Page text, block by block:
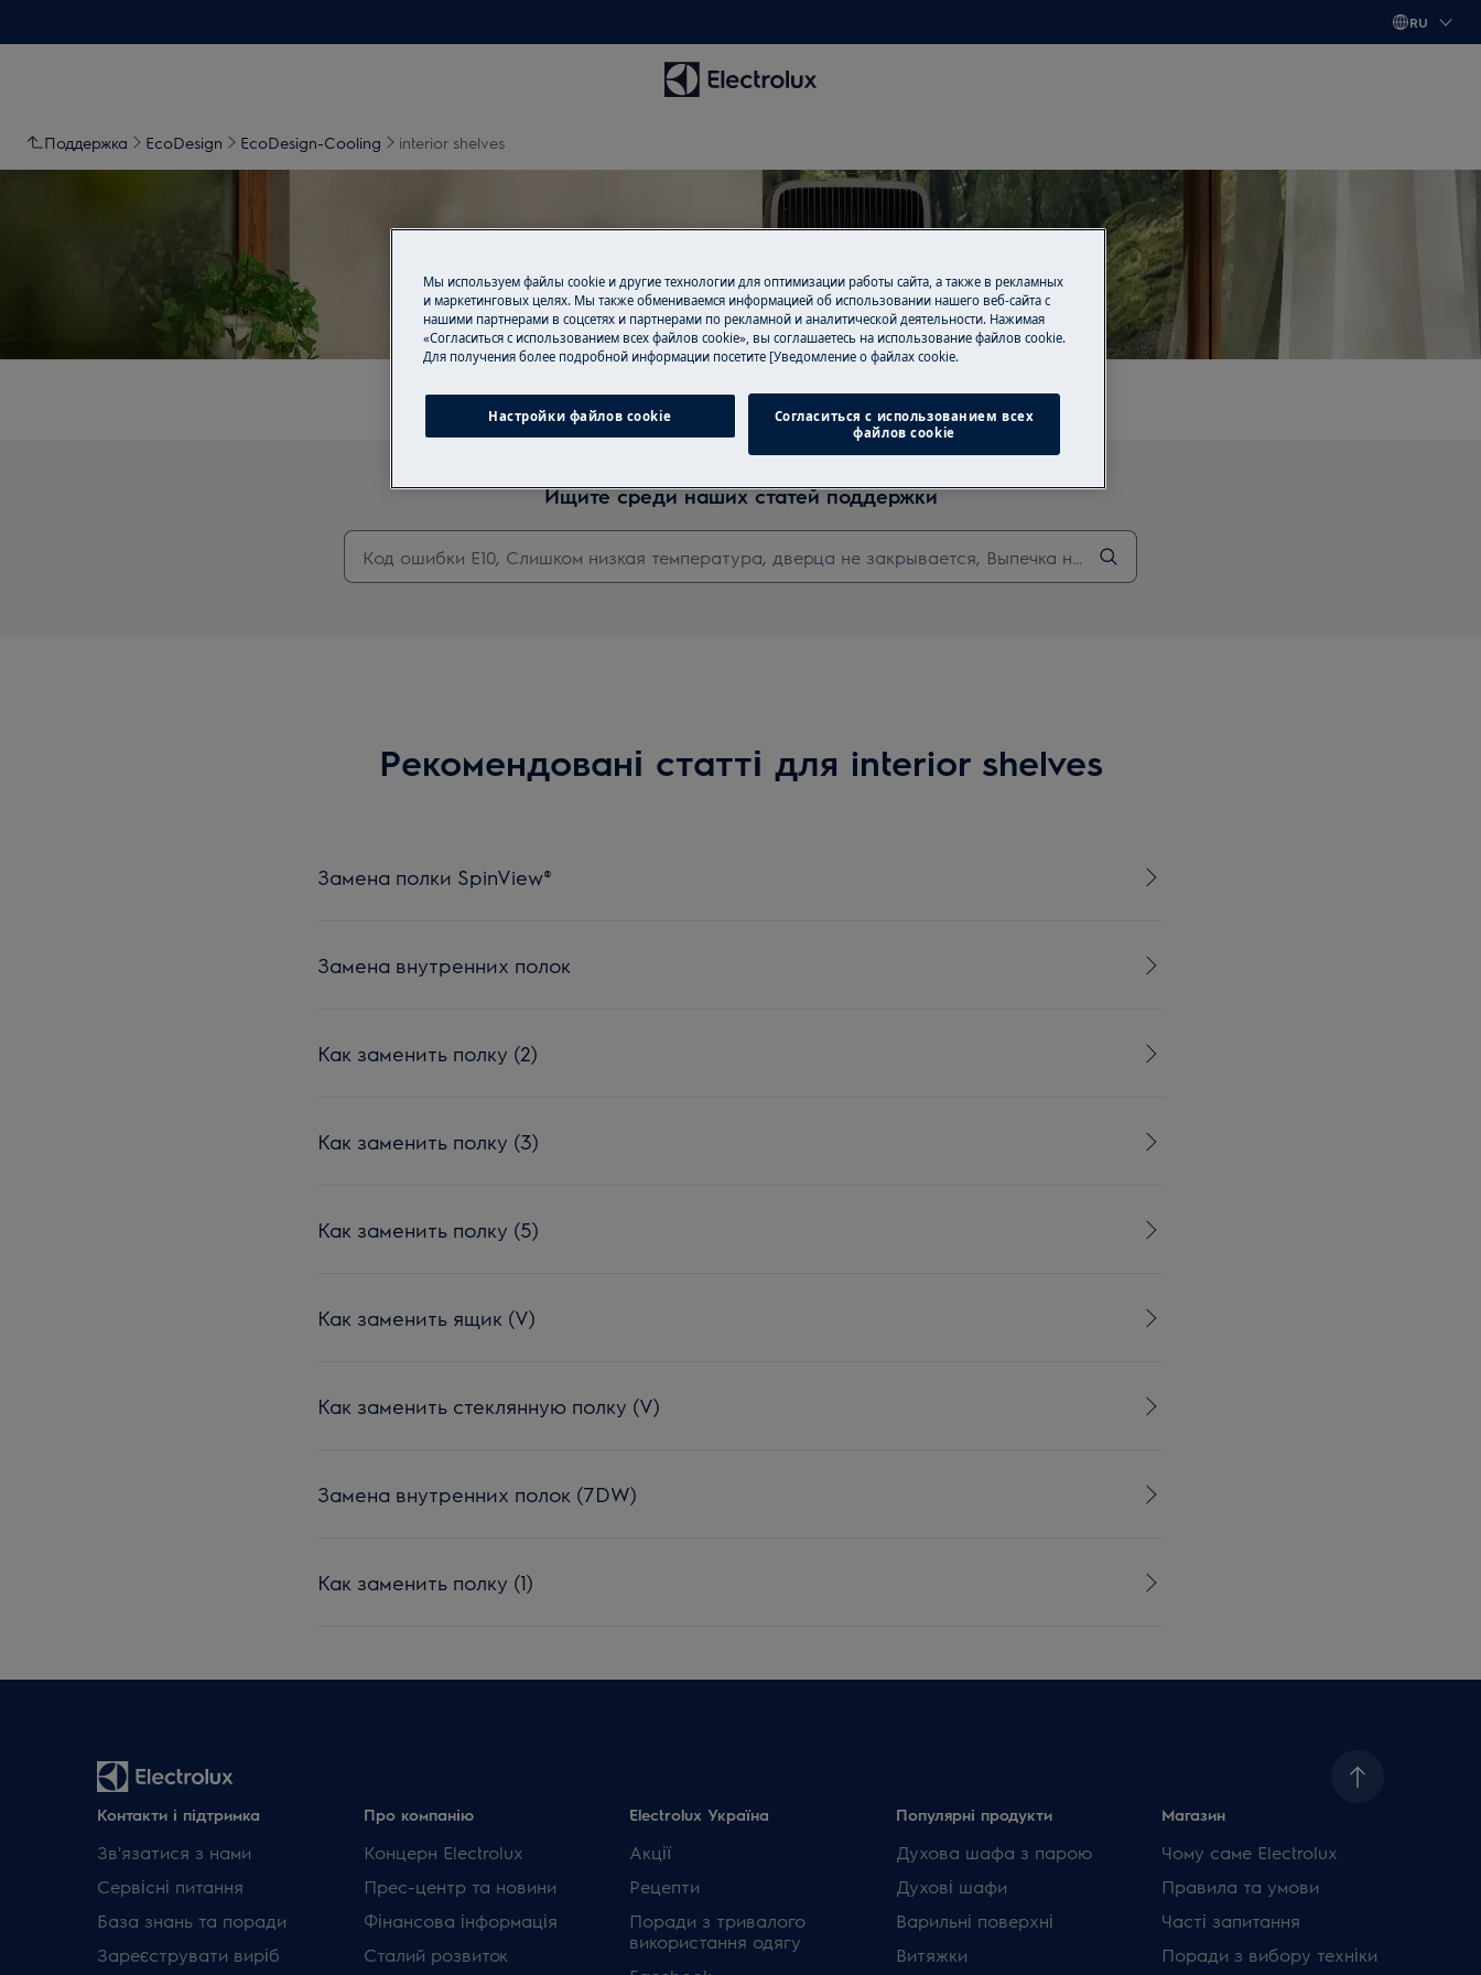
RU
Поддержка EcoDesign EcoDesign-Cooling interior shelves
Поддержка для interior shelves
Ищите среди наших статей поддержки
Рекомендовані статті для interior shelves
Замена полки SpinView®
Замена внутренних полок
Как заменить полку (2)
Как заменить полку (3)
Как заменить полку (5)
Как заменить ящик (V)
Как заменить стеклянную полку (V)
Замена внутренних полок (7DW)
Как заменить полку (1)
Контакти і підтримка
Зв'язатися з нами
Сервісні питання
База знань та поради
Зареєструвати виріб
Про компанію
Концерн Electrolux
Прес-центр та новини
Фінансова інформація
Сталий розвиток
Electrolux Україна
Акції
Рецепти
Поради з тривалого
використання одягу
Популярні продукти
Духова шафа з парою
Духові шафи
Варильні поверхні
Витяжки
Магазин
Чому саме Electrolux
Правила та умови
Часті запитання
Поради з вибору техніки
Мы используем файлы cookie и другие технологии для оптимизации работы сайта, а также в рекламных
и маркетинговых целях. Мы также обмениваемся информацией об использовании нашего веб-сайта с
нашими партнерами в соцсетях и партнерами по рекламной и аналитической деятельности. Нажимая
«Согласиться с использованием всех файлов cookie», вы соглашаетесь на использование файлов cookie.
Для получения более подробной информации посетите [Уведомление о файлах cookie.
Настройки файлов cookie
Согласиться с использованием всех
файлов cookie